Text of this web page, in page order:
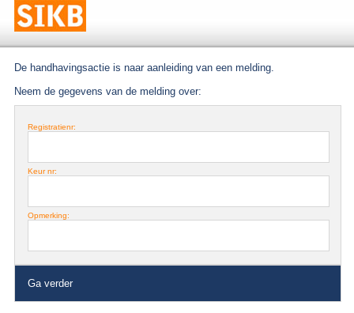
De handhavingsactie is naar aanleiding van een melding.
Neem de gegevens van de melding over:
Registratienr:
Keur nr:
Opmerking:
Ga verder